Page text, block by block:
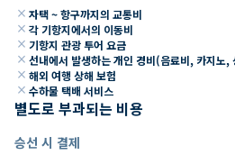
close 자택 ~ 항구까지의 교통비
close 각 기항지에서의 이동비
close 기항지 관광 투어 요금
close 선내에서 발생하는 개인 경비(음료비, 카지
close 해외 여행 상해 보험
close 수하물 택배 서비스
별도로 부과되는 비용
승선 시 결제